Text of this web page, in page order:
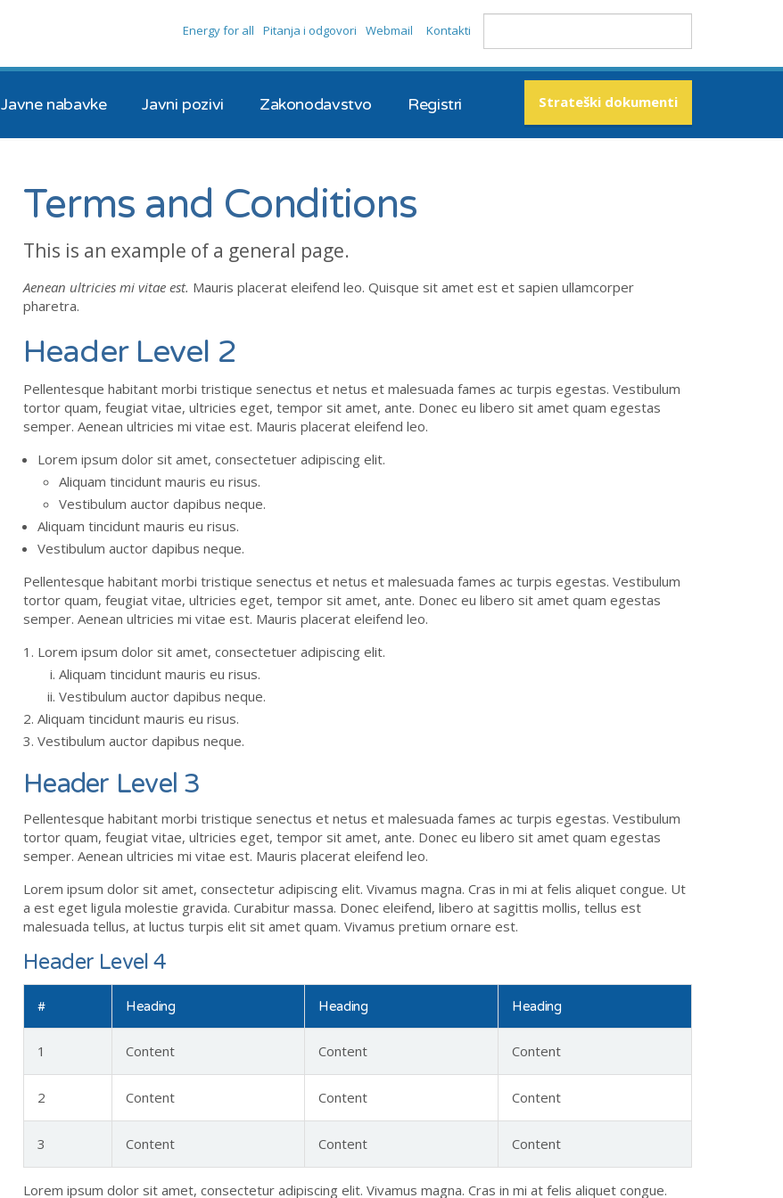
Strateški dokumenti
Javne nabavke Javni pozivi Zakonodavstvo Registri
Energy for all Pitanja i odgovori Webmail Kontakti
Terms and Conditions
This is an example of a general page.
Aenean ultricies mi vitae est. Mauris placerat eleifend leo. Quisque sit amet est et sapien ullamcorper
pharetra.
Header Level 2
Pellentesque habitant morbi tristique senectus et netus et malesuada fames ac turpis egestas. Vestibulum
tortor quam, feugiat vitae, ultricies eget, tempor sit amet, ante. Donec eu libero sit amet quam egestas
semper. Aenean ultricies mi vitae est. Mauris placerat eleifend leo.
Lorem ipsum dolor sit amet, consectetuer adipiscing elit.
Aliquam tincidunt mauris eu risus.
Vestibulum auctor dapibus neque.
Aliquam tincidunt mauris eu risus.
Vestibulum auctor dapibus neque.
Pellentesque habitant morbi tristique senectus et netus et malesuada fames ac turpis egestas. Vestibulum
tortor quam, feugiat vitae, ultricies eget, tempor sit amet, ante. Donec eu libero sit amet quam egestas
semper. Aenean ultricies mi vitae est. Mauris placerat eleifend leo.
Lorem ipsum dolor sit amet, consectetuer adipiscing elit.
Aliquam tincidunt mauris eu risus.
Vestibulum auctor dapibus neque.
Aliquam tincidunt mauris eu risus.
Vestibulum auctor dapibus neque.
Header Level 3
Pellentesque habitant morbi tristique senectus et netus et malesuada fames ac turpis egestas. Vestibulum
tortor quam, feugiat vitae, ultricies eget, tempor sit amet, ante. Donec eu libero sit amet quam egestas
semper. Aenean ultricies mi vitae est. Mauris placerat eleifend leo.
Lorem ipsum dolor sit amet, consectetur adipiscing elit. Vivamus magna. Cras in mi at felis aliquet congue. Ut
a est eget ligula molestie gravida. Curabitur massa. Donec eleifend, libero at sagittis mollis, tellus est
malesuada tellus, at luctus turpis elit sit amet quam. Vivamus pretium ornare est.
Header Level 4
# Heading Heading Heading
1 Content Content Content
2 Content Content Content
3 Content Content Content
Lorem ipsum dolor sit amet, consectetur adipiscing elit. Vivamus magna. Cras in mi at felis aliquet congue.